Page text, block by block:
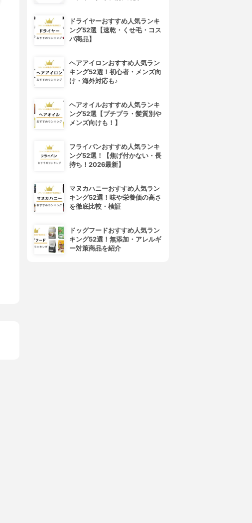
ドライヤーおすすめ人気ランキ
ング52選【速乾・くせ毛・コス
パ商品】
ヘアアイロンおすすめ人気ラン
キング52選！初心者・メンズ向
け・海外対応も♪
ヘアオイルおすすめ人気ランキ
ング52選【プチプラ・髪質別や
メンズ向けも！】
フライパンおすすめ人気ランキ
ング52選！【焦げ付かない・長
持ち！2026最新】
マヌカハニーおすすめ人気ラン
キング52選！味や栄養価の高さ
を徹底比較・検証
ドッグフードおすすめ人気ラン
キング52選！無添加・アレルギ
ー対策商品を紹介